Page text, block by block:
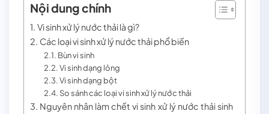
Nội dung chính
Vi sinh xử lý nước thải là gì?
Các loại vi sinh xử lý nước thải phổ biến
Bùn vi sinh
Vi sinh dạng lỏng
Vi sinh dạng bột
So sánh các loại vi sinh xử lý nước thải
Nguyên nhân làm chết vi sinh xử lý nước thải sinh